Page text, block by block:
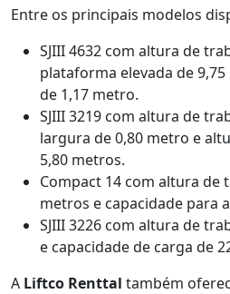
Entre os principais modelos
SJIII 4632 com altura de
plataforma elevada de
de 1,17 metro.
SJIII 3219 com altura de
largura de 0,80 metro e
5,80 metros.
Compact 14 com altura de
metros e capacidade para
SJIII 3226 com altura de
e capacidade de carga de
A Liftco Renttal também